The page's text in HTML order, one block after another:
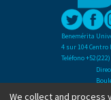
Benemérita
4 sur 104 Centro
Teléfono
We collect and process